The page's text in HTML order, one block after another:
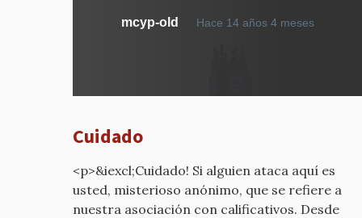
mcyp-old Hace 14 años 4 mesesEn
qué
mcyp-
old
Cuidado
<p>&iexcl;Cuidado! Si alguien ataca aquí es
usted, misterioso anónimo, que se refiere a
nuestra asociación con calificativos. Desde